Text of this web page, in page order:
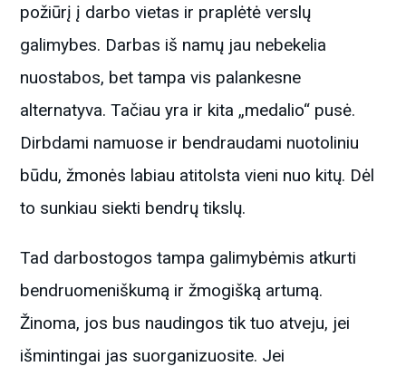
požiūrį į darbo vietas ir praplėtė verslų
galimybes. Darbas iš namų jau nebekelia
nuostabos, bet tampa vis palankesne
alternatyva. Tačiau yra ir kita „medalio“ pusė.
Dirbdami namuose ir bendraudami nuotoliniu
būdu, žmonės labiau atitolsta vieni nuo kitų. Dėl
to sunkiau siekti bendrų tikslų.
Tad darbostogos tampa galimybėmis atkurti
bendruomeniškumą ir žmogišką artumą.
Žinoma, jos bus naudingos tik tuo atveju, jei
išmintingai jas suorganizuosite. Jei